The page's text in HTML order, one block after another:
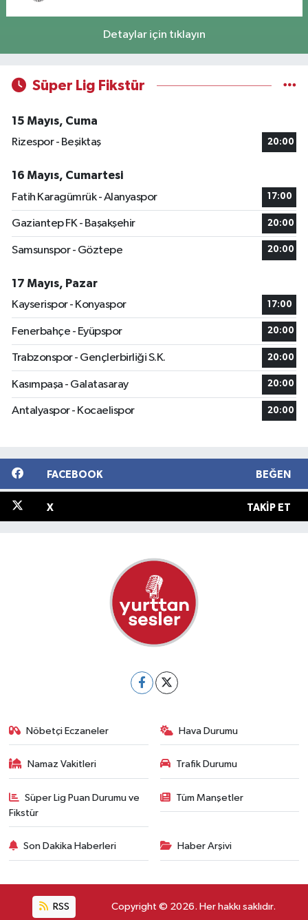
Detaylar için tıklayın
Süper Lig Fikstür
15 Mayıs, Cuma
Rizespor - Beşiktaş
20:00
16 Mayıs, Cumartesi
Fatih Karagümrük - Alanyaspor
17:00
Gaziantep FK - Başakşehir 20:00
Samsunspor - Göztepe 20:00
17 Mayıs, Pazar
Kayserispor - Konyaspor
17:00
Fenerbahçe - Eyüpspor 20:00
Trabzonspor - Gençlerbirliği S.K. 20:00
Kasımpaşa - Galatasaray 20:00
Antalyaspor - Kocaelispor 20:00
FACEBOOK BEĞEN
X TAKIP ET
Nöbetçi Eczaneler Hava Durumu
Namaz Vakitleri Trafik Durumu
Süper Lig Puan Durumu ve
Fikstür
Tüm Manşetler
Son Dakika Haberleri Haber Arşivi
RSS Copyright © 2026. Her hakkı saklıdır.